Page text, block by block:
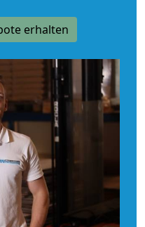
erhalten